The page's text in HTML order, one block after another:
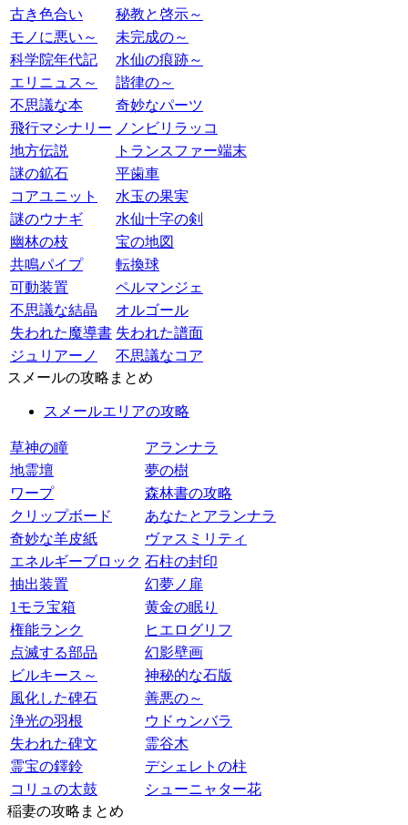
古き色合い
秘教と啓示～
モノに悪い～
未完成の～
科学院年代記
水仙の痕跡～
エリニュス～
諧律の～
不思議な本
奇妙なパーツ
飛行マシナリー ノンビリラッコ
地方伝説
トランスファー端末
謎の鉱石
平歯車
コアユニット
水玉の果実
謎のウナギ
水仙十字の剣
幽林の枝
宝の地図
共鳴パイプ
転換球
可動装置
ペルマンジェ
不思議な結晶
オルゴール
失われた魔導書 失われた譜面
ジュリアーノ
不思議なコア
スメールの攻略まとめ
スメールエリアの攻略
草神の瞳
アランナラ
地霊壇
夢の樹
ワープ
森林書の攻略
クリップボード
あなたとアランナラ
奇妙な羊皮紙
ヴァスミリティ
エネルギーブロック 石柱の封印
抽出装置
幻夢ノ扉
1モラ宝箱
黄金の眠り
権能ランク
ヒエログリフ
点滅する部品
幻影壁画
ビルキース～
神秘的な石版
風化した碑石
善悪の～
浄光の羽根
ウドゥンバラ
失われた碑文
霊谷木
霊宝の鐸鈴
デシェレトの柱
コリュの太鼓
シューニャター花
稲妻の攻略まとめ